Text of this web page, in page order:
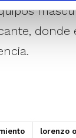
donde
lorenzo